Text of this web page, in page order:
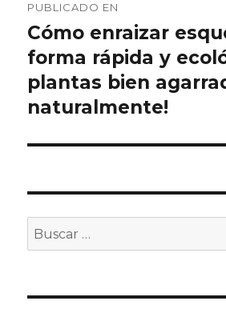
de
entradas
PUBLICADO EN
Cómo enraizar
forma rápida y
plantas bien
naturalmente!
Buscar
por: